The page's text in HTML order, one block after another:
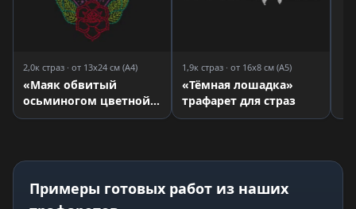
2,0к страз · от 13x24 см (A4)
«Маяк обвитый
осьминогом цветной»
трафарет для страз
1,9к страз · от 16x8 см (A5)
«Тёмная лошадка»
трафарет для страз
Примеры готовых работ из наших